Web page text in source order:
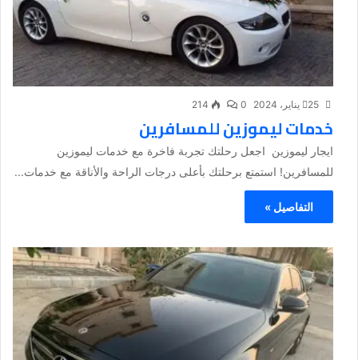
25 يناير، 2024 0
214
خدمات ليموزين للمسافرين
ايجار ليموزين اجعل رحلتك تجربة فاخرة مع خدمات ليموزين
للمسافرين! استمتع برحلتك بأعلى درجات الراحة والأناقة مع خدمات...
التفاصيل »